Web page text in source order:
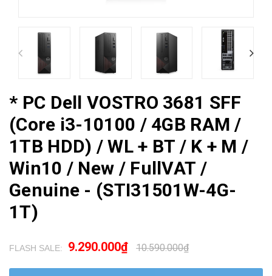
* PC Dell VOSTRO 3681 SFF
(Core i3-10100 / 4GB RAM /
1TB HDD) / WL + BT / K + M /
Win10 / New / FullVAT /
Genuine - (STI31501W-4G-
1T)
FLASH SALE: 9.290.000₫ 10.590.000₫